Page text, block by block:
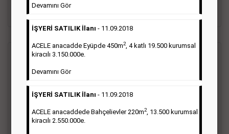
Sarı sayfa ilanlar alım- satım, duyuru, mini reklam şeklinde
ifade edilebilen ilanlardır. Gazetelerin tirajını önemli ölçüde
oluştururlar.Sabah sarı sayfa eleman ilanlarında 6 kelime
sayısı şartı aranmamaktadır.
Devamını Gör
İŞYERİ SATILIK İlanı - 11.09.2018
ACELE anacadde Eyüpde 450m2, 4 katlı 19.500 kurumsal
kiracılı 3.150.000e.
Devamını Gör
İŞYERİ SATILIK İlanı - 11.09.2018
ACELE anacaddede Bahçelievler 220m2, 13.500 kurumsal
kiracılı 2.550.000e.